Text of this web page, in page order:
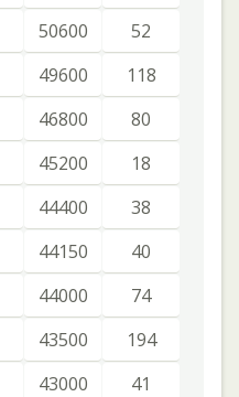
50600
52
49600
118
46800
80
45200
18
44400
38
44150
40
44000
74
43500
194
43000
41